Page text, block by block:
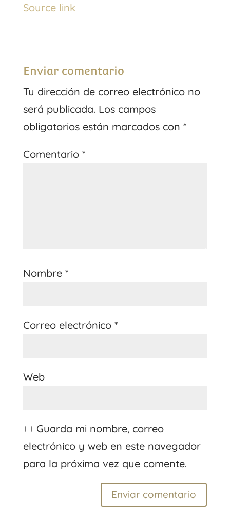
Source link
Enviar comentario
Tu dirección de correo electrónico no
será publicada. Los campos
obligatorios están marcados con *
Comentario *
Nombre *
Correo electrónico *
Web
Guarda mi nombre, correo
electrónico y web en este navegador
para la próxima vez que comente.